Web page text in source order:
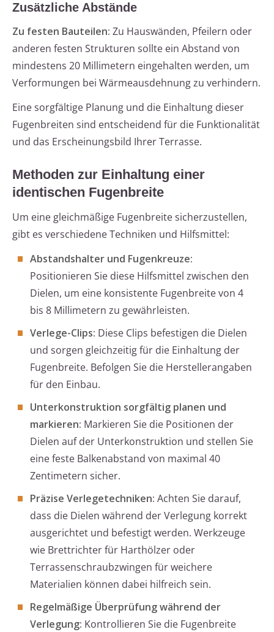
Zusätzliche Abstände
Zu festen Bauteilen: Zu Hauswänden, Pfeilern oder
anderen festen Strukturen sollte ein Abstand von
mindestens 20 Millimetern eingehalten werden, um
Verformungen bei Wärmeausdehnung zu verhindern.
Eine sorgfältige Planung und die Einhaltung dieser
Fugenbreiten sind entscheidend für die Funktionalität
und das Erscheinungsbild Ihrer Terrasse.
Methoden zur Einhaltung einer
identischen Fugenbreite
Um eine gleichmäßige Fugenbreite sicherzustellen,
gibt es verschiedene Techniken und Hilfsmittel:
Abstandshalter und Fugenkreuze:
Positionieren Sie diese Hilfsmittel zwischen den
Dielen, um eine konsistente Fugenbreite von 4
bis 8 Millimetern zu gewährleisten.
Verlege-Clips: Diese Clips befestigen die Dielen
und sorgen gleichzeitig für die Einhaltung der
Fugenbreite. Befolgen Sie die Herstellerangaben
für den Einbau.
Unterkonstruktion sorgfältig planen und
markieren: Markieren Sie die Positionen der
Dielen auf der Unterkonstruktion und stellen Sie
eine feste Balkenabstand von maximal 40
Zentimetern sicher.
Präzise Verlegetechniken: Achten Sie darauf,
dass die Dielen während der Verlegung korrekt
ausgerichtet und befestigt werden. Werkzeuge
wie Brettrichter für Harthölzer oder
Terrassenschraubzwingen für weichere
Materialien können dabei hilfreich sein.
Regelmäßige Überprüfung während der
Verlegung: Kontrollieren Sie die Fugenbreite